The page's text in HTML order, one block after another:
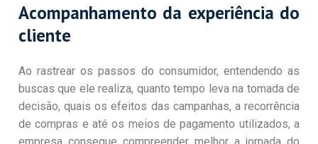
Acompanhamento da experiência do
cliente
Ao rastrear os passos do consumidor, entendendo as
buscas que ele realiza, quanto tempo leva na tomada de
decisão, quais os efeitos das campanhas, a recorrência
de compras e até os meios de pagamento utilizados, a